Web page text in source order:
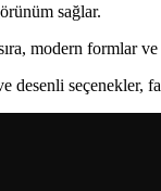
sağlar.
modern formlar
desenli seçenekler,